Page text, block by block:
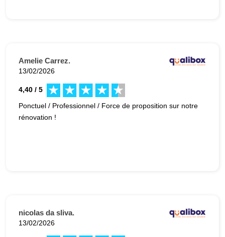
Amelie Carrez.
13/02/2026
4,40 / 5
Ponctuel / Professionnel / Force de proposition sur notre
rénovation !
nicolas da sliva.
13/02/2026